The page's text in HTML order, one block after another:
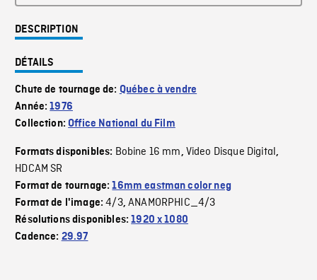
DESCRIPTION
DÉTAILS
Chute de tournage de: Québec à vendre
Année:1976
Collection:Office National du Film
Formats disponibles: Bobine 16 mm, Video Disque Digital,
HDCAM SR
Format de tournage:16mm eastman color neg
Format de l'image:4/3,ANAMORPHIC_4/3
Résolutions disponibles:1920 x 1080
Cadence: 29.97